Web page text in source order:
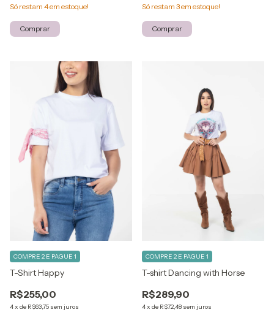
Só restam 4em estoque!
Comprar
Só restam 3em estoque!
Comprar
T-Shirt Happy
R$255,00
4x de R$63,75 sem juros
COMPRE 2 E PAGUE 1
T-shirt Dancing with Horse
R$289,90
4x de R$72,48 sem juros
COMPRE 2 E PAGUE 1